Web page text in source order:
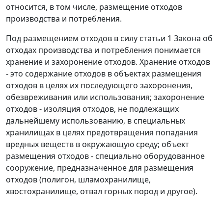
относится, в том числе, размещение отходов
производства и потребления.
Под размещением отходов в силу статьи 1 Закона об
отходах производства и потребления понимается
хранение и захоронение отходов. Хранение отходов
- это содержание отходов в объектах размещения
отходов в целях их последующего захоронения,
обезвреживания или использования; захоронение
отходов - изоляция отходов, не подлежащих
дальнейшему использованию, в специальных
хранилищах в целях предотвращения попадания
вредных веществ в окружающую среду; объект
размещения отходов - специально оборудованное
сооружение, предназначенное для размещения
отходов (полигон, шламохранилище,
хвостохранилище, отвал горных пород и другое).